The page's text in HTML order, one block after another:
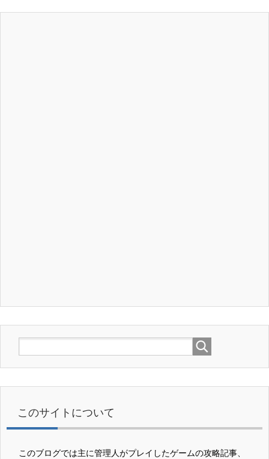
このサイトについて
このブログでは主に管理人がプレイしたゲームの攻略記事、